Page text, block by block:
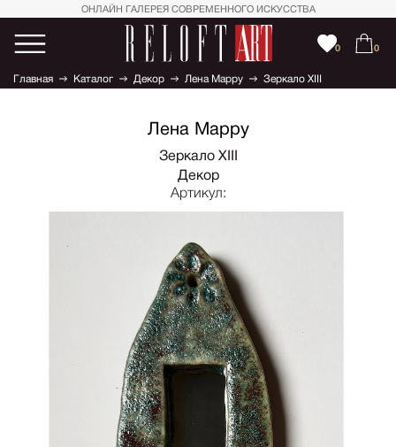
ОНЛАЙН ГАЛЕРЕЯ СОВРЕМЕННОГО ИСКУССТВА
0 0
Главная Каталог Декор Лена Марру Зеркало XIII
Лена Марру
Зеркало XIII
Декор
Артикул: